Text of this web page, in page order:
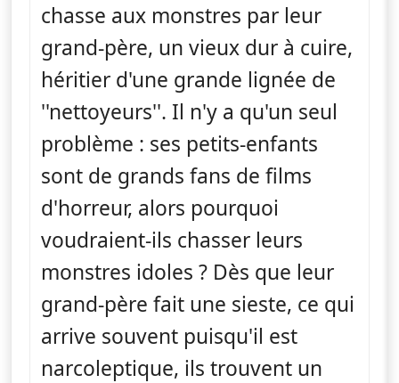
chasse aux monstres par leur
grand-père, un vieux dur à cuire,
héritier d'une grande lignée de
''nettoyeurs''. Il n'y a qu'un seul
problème : ses petits-enfants
sont de grands fans de films
d'horreur, alors pourquoi
voudraient-ils chasser leurs
monstres idoles ? Dès que leur
grand-père fait une sieste, ce qui
arrive souvent puisqu'il est
narcoleptique, ils trouvent un